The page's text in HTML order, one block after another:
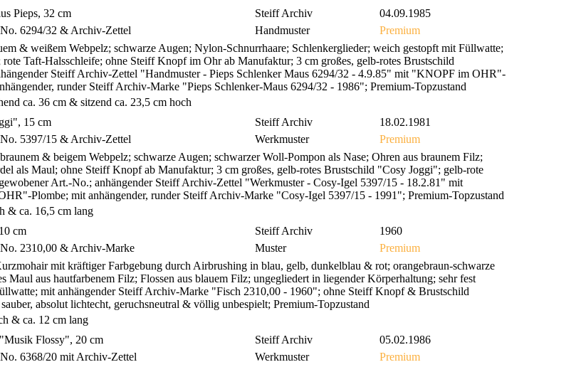
Pieps, 32 cm Steiff Archiv
04.09.1985
6294/32 & Archiv-Zettel Handmuster
Premium
& weißem Webpelz; schwarze Augen; Nylon-Schnurrhaare; Schlenkerglieder; weich gestopft mit Füllwatte;
Taft-Halsschleife; ohne Steiff Knopf im Ohr ab Manufaktur; 3 cm großes, gelb-rotes Brustschild
Steiff Archiv-Zettel "Handmuster - Pieps Schlenker Maus 6294/32 - 4.9.85" mit "KNOPF im OHR"-
runder Steiff Archiv-Marke "Pieps Schlenker-Maus 6294/32 - 1986"; Premium-Topzustand
ca. 36 cm & sitzend ca. 23,5 cm hoch
15 cm Steiff Archiv
18.02.1981
5397/15 & Archiv-Zettel Werkmuster
Premium
& beigem Webpelz; schwarze Augen; schwarzer Woll-Pompon als Nase; Ohren aus braunem Filz;
als Maul; ohne Steiff Knopf ab Manufaktur; 3 cm großes, gelb-rotes Brustschild "Cosy Joggi"; gelb-rote
Art.-No.; anhängender Steiff Archiv-Zettel "Werkmuster - Cosy-Igel 5397/15 - 18.2.81" mit
Plombe; mit anhängender, runder Steiff Archiv-Marke "Cosy-Igel 5397/15 - 1991"; Premium-Topzustand
& ca. 16,5 cm lang
cm Steiff Archiv
1960
2310,00 & Archiv-Marke
Muster
Premium
mit kräftiger Farbgebung durch Airbrushing in blau, gelb, dunkelblau & rot; orangebraun-schwarze
Maul aus hautfarbenem Filz; Flossen aus blauem Filz; ungegliedert in liegender Körperhaltung; sehr fest
mit anhängender Steiff Archiv-Marke "Fisch 2310,00 - 1960"; ohne Steiff Knopf & Brustschild
absolut lichtecht, geruchsneutral & völlig unbespielt; Premium-Topzustand
& ca. 12 cm lang
Flossy", 20 cm Steiff Archiv
05.02.1986
6368/20 mit Archiv-Zettel Werkmuster
Premium